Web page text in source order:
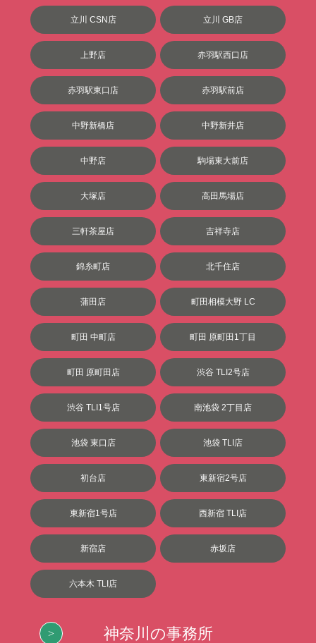
立川 CSN店 立川 GB店
上野店 赤羽駅西口店
赤羽駅東口店 赤羽駅前店
中野新橋店 中野新井店
中野店 駒場東大前店
大塚店 高田馬場店
三軒茶屋店 吉祥寺店
錦糸町店 北千住店
蒲田店 町田相模大野 LC
町田 中町店 町田 原町田1丁目
町田 原町田店 渋谷 TLI2号店
渋谷 TLI1号店 南池袋 2丁目店
池袋 東口店 池袋 TLI店
初台店 東新宿2号店
東新宿1号店 西新宿 TLI店
新宿店 赤坂店
六本木 TLI店
神奈川の事務所